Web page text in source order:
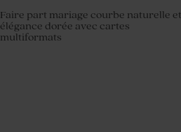
Faire part mariage courbe naturelle et
élégance dorée avec cartes
multiformats